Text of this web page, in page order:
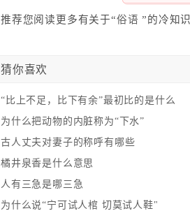
0%
推荐您阅读更多有关于“俗语 ”的冷知识
猜你喜欢
“比上不足，比下有余”最初比的是什么
为什么把动物的内脏称为“下水”
古人丈夫对妻子的称呼有哪些
橘井泉香是什么意思
人有三急是哪三急
为什么说“宁可试人棺 切莫试人鞋"